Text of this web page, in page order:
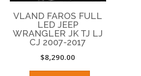
VLAND FAROS FULL
LED JEEP
WRANGLER JK TJ LJ
CJ 2007-2017
$8,290.00